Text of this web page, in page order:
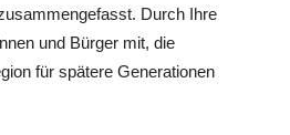
Durch Ihre
und Bürger mit, die
für spätere Generationen